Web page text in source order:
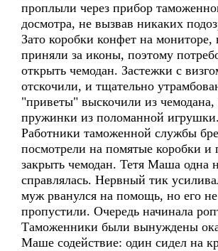
проплыли через прибор
досмотра, не вызвав никаких
Зато коробки конфет на мониторе,
приняли за иконы, поэтому
открыть чемодан. Застежки с
отскочили, и тщательно
"приветы" выскочили из чемодана,
пружинки из поломанной игрушки.
Работники таможенной службы
посмотрели на помятые коробки и
закрыть чемодан. Тетя Маша одна
справлялась. Нервный тик
муж рванулся на помощь, но его не
пропустили. Очередь начинала
Таможенники были вынуждены
Маше содействие: один сидел на